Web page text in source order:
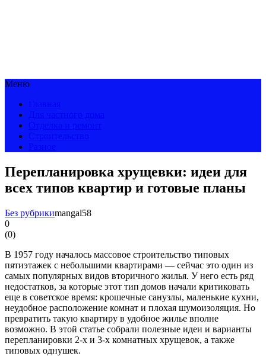
Меню
Перепланировка хрущевки: идеи для
всех типов квартир и готовые планы
Без рубрикиmangal58
0
(0)
В 1957 году началось массовое строительство типовых
пятиэтажек с небольшими квартирами — сейчас это один из
самых популярных видов вторичного жилья. У него есть ряд
недостатков, за которые этот тип домов начали критиковать
еще в советское время: крошечные санузлы, маленькие кухни,
неудобное расположение комнат и плохая шумоизоляция. Но
превратить такую квартиру в удобное жилье вполне
возможно. В этой статье собрали полезные идеи и варианты
перепланировки 2-х и 3-х комнатных хрущевок, а также
типовых однушек.